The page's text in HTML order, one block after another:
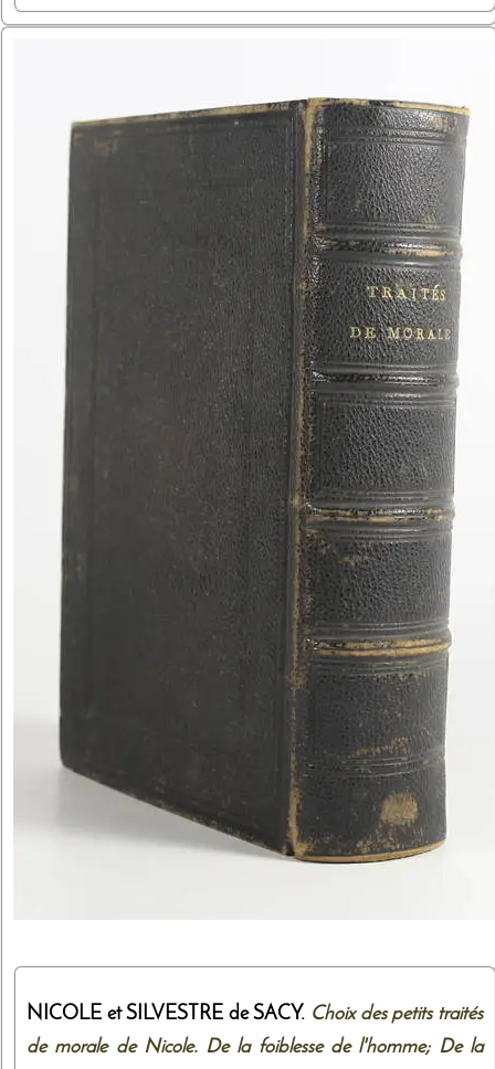
NICOLE et SILVESTRE de SACY. Choix des petits traités
de morale de Nicole. De la foiblesse de l'homme; De la